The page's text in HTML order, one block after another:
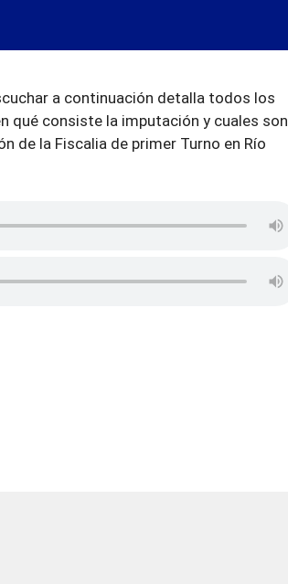
a continuación detalla todos los
qué consiste la imputación y cuales son
de la Fiscalia de primer Turno en Río